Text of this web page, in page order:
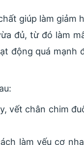
giúp làm
đủ, từ đó làm
động quá mạnh
vết chân chim
làm yếu cơ